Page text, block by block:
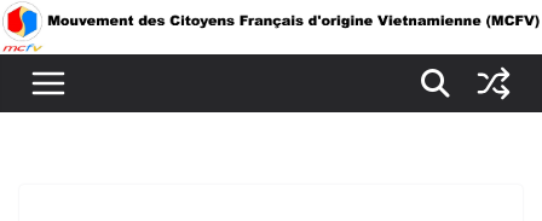
Passer
au
contenu